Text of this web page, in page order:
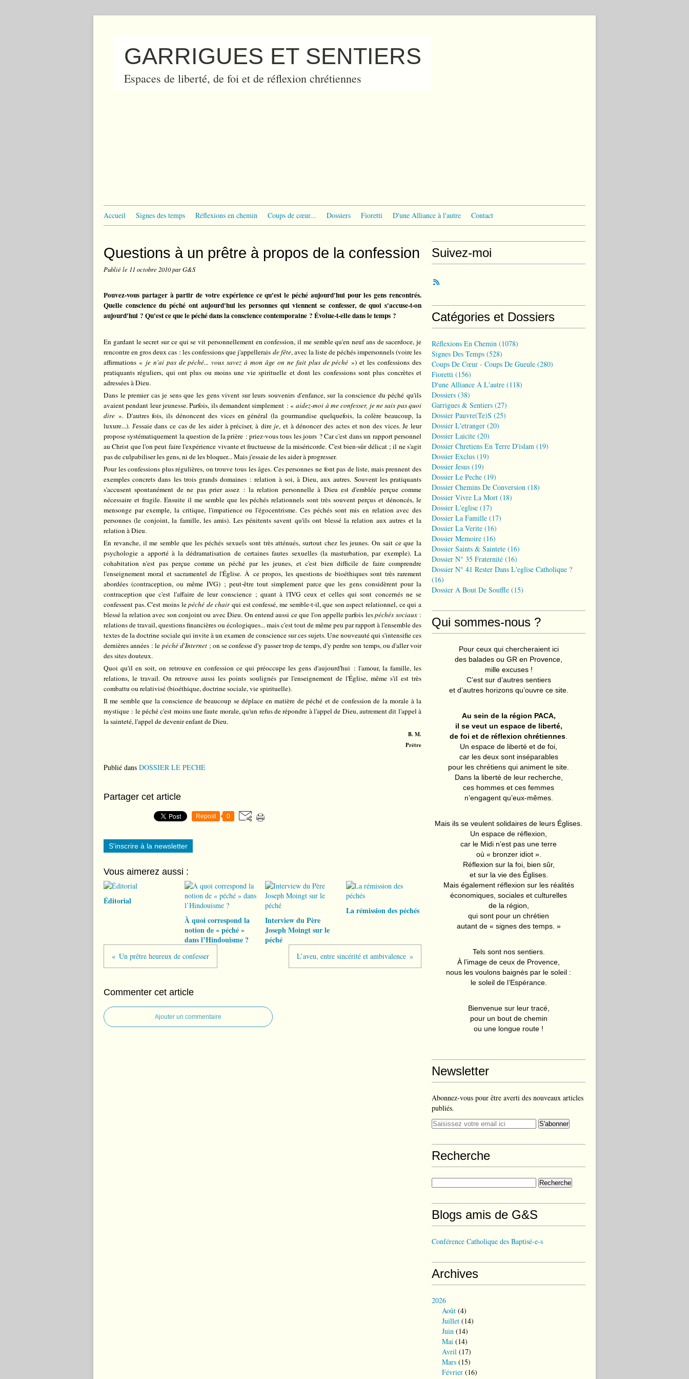
GARRIGUES ET SENTIERS
Espaces de liberté, de foi et de réflexion chrétiennes
Accueil Signes des temps Réflexions en chemin Coups de cœur... Dossiers Fioretti D'une Alliance à l'autre Contact
Questions à un prêtre à propos de la confession
Publié le 11 octobre 2010par G&S
Pouvez-vous partager à partir de votre expérience ce qu'est le péché aujourd'hui pour les gens rencontrés.
Quelle conscience du péché ont aujourd'hui les personnes qui viennent se confesser, de quoi s'accuse-t-on
aujourd'hui ? Qu'est ce que le péché dans la conscience contemporaine ? Évolue-t-elle dans le temps ?
En gardant le secret sur ce qui se vit personnellement en confession, il me semble qu'en neuf ans de sacerdoce, je
rencontre en gros deux cas : les confessions que j'appellerais de fête, avec la liste de péchés impersonnels (voire les
affirmations « je n'ai pas de péché... vous savez à mon âge on ne fait plus de péché ») et les confessions des
pratiquants réguliers, qui ont plus ou moins une vie spirituelle et dont les confessions sont plus concrètes et
adressées à Dieu.
Dans le premier cas je sens que les gens vivent sur leurs souvenirs d'enfance, sur la conscience du péché qu'ils
avaient pendant leur jeunesse. Parfois, ils demandent simplement : «aidez-moi à me confesser, je ne sais pas quoi
dire ». D'autres fois, ils dénoncent des vices en général (la gourmandise quelquefois, la colère beaucoup, la
luxure...). J'essaie dans ce cas de les aider à préciser, à dire je, et à dénoncer des actes et non des vices. Je leur
propose systématiquement la question de la prière : priez-vous tous les jours ? Car c'est dans un rapport personnel
au Christ que l'on peut faire l'expérience vivante et fructueuse de la miséricorde. C'est bien-sûr délicat ; il ne s'agit
pas de culpabiliser les gens, ni de les bloquer... Mais j'essaie de les aider à progresser.
Pour les confessions plus régulières, on trouve tous les âges. Ces personnes ne font pas de liste, mais prennent des
exemples concrets dans les trois grands domaines : relation à soi, à Dieu, aux autres. Souvent les pratiquants
s'accusent spontanément de ne pas prier assez : la relation personnelle à Dieu est d'emblée perçue comme
nécessaire et fragile. Ensuite il me semble que les péchés relationnels sont très souvent perçus et dénoncés, le
mensonge par exemple, la critique, l'impatience ou l'égocentrisme. Ces péchés sont mis en relation avec des
personnes (le conjoint, la famille, les amis). Les pénitents savent qu'ils ont blessé la relation aux autres et la
relation à Dieu.
En revanche, il me semble que les péchés sexuels sont très atténués, surtout chez les jeunes. On sait ce que la
psychologie a apporté à la dédramatisation de certaines fautes sexuelles (la masturbation, par exemple). La
cohabitation n'est pas perçue comme un péché par les jeunes, et c'est bien difficile de faire comprendre
l'enseignement moral et sacramentel de l'Église. À ce propos, les questions de bioéthiques sont très rarement
abordées (contraception, ou même IVG) ; peut-être tout simplement parce que les gens considèrent pour la
contraception que c'est l'affaire de leur conscience ; quant à l'IVG ceux et celles qui sont concernés ne se
confessent pas. C'est moins lepéché de chairqui est confessé, me semble-t-il, que son aspect relationnel, ce qui a
blessé la relation avec son conjoint ou avec Dieu. On entend aussi ce que l'on appelle parfois lespéchés sociaux:
relations de travail, questions financières ou écologiques... mais c'est tout de même peu par rapport à l'ensemble des
textes de la doctrine sociale qui invite à un examen de conscience sur ces sujets. Une nouveauté qui s'intensifie ces
dernières années : le péché d'Internet; on se confesse d'y passer trop de temps, d'y perdre son temps, ou d'aller voir
des sites douteux.
Quoi qu'il en soit, on retrouve en confession ce qui préoccupe les gens d'aujourd'hui : l'amour, la famille, les
relations, le travail. On retrouve aussi les points soulignés par l'enseignement de l'Église, même s'il est très
combattu ou relativisé (bioéthique, doctrine sociale, vie spirituelle).
Il me semble que la conscience de beaucoup se déplace en matière de péché et de confession de la morale à la
mystique : le péché c'est moins une faute morale, qu'un refus de répondre à l'appel de Dieu, autrement dit l'appel à
la sainteté, l'appel de devenir enfant de Dieu.
B. M.
Prêtre
Publié dans DOSSIER LE PECHE
Partager cet article
Repost 0
S'inscrire à la newsletter
Vous aimerez aussi :
Éditorial
À quoi correspond la
notion de « péché »
dans l’Hindouisme ?
Interview du Père
Joseph Moingt sur le
péché
La rémission des péchés
Un prêtre heureux de confesser L’aveu, entre sincérité et ambivalence
Commenter cet article
Ajouter un commentaire
Suivez-moi
Catégories et Dossiers
Réflexions En Chemin (1078)
Signes Des Temps (528)
Coups De Cœur - Coups De Gueule (280)
Fioretti (156)
D'une Alliance À L'autre (118)
Dossiers (38)
Garrigues & Sentiers (27)
Dossier Pauvre(te)s (25)
Dossier L'etranger (20)
Dossier Laicite (20)
Dossier Chretiens En Terre D'islam (19)
Dossier Exclus (19)
Dossier Jesus (19)
Dossier Le Peche (19)
Dossier Chemins De Conversion (18)
Dossier Vivre La Mort (18)
Dossier L'eglise (17)
Dossier La Famille (17)
Dossier La Verite (16)
Dossier Memoire (16)
Dossier Saints & Saintete (16)
Dossier N° 35 Fraternité (16)
Dossier N° 41 Rester Dans L'eglise Catholique ?
(16)
Dossier A Bout De Souffle (15)
Qui sommes-nous ?
Pour ceux qui chercheraient ici
des balades ou GR en Provence,
mille excuses !
C’est sur d’autres sentiers
et d’autres horizons qu’ouvre ce site.
Au sein de la région PACA,
il se veut un espace de liberté,
de foi et de réflexion chrétiennes
Un espace de liberté et de foi,
car les deux sont inséparables
pour les chrétiens qui animent le site.
Dans la liberté de leur recherche,
ces hommes et ces femmes
n’engagent qu’eux-mêmes.
Mais ils se veulent solidaires de leurs Églises.
Un espace de réflexion,
car le Midi n’est pas une terre
où « bronzer idiot ».
Réflexion sur la foi, bien sûr,
et sur la vie des Églises.
Mais également réflexion sur les réalités
économiques, sociales et culturelles
de la région,
qui sont pour un chrétien
autant de « signes des temps. »
Tels sont nos sentiers.
À l’image de ceux de Provence,
nous les voulons baignés par le soleil :
le soleil de l’Espérance.
Bienvenue sur leur tracé,
pour un bout de chemin
ou une longue route !
Newsletter
Abonnez-vous pour être averti des nouveaux articles
publiés.
Recherche
Blogs amis de G&S
Conférence Catholique des Baptisé-e-s
Archives
2026
Août (4)
Juillet (14)
Juin (14)
Mai (14)
Avril (17)
Mars (15)
Février (16)